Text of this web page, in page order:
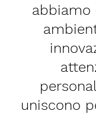
abbiamo
uniscono